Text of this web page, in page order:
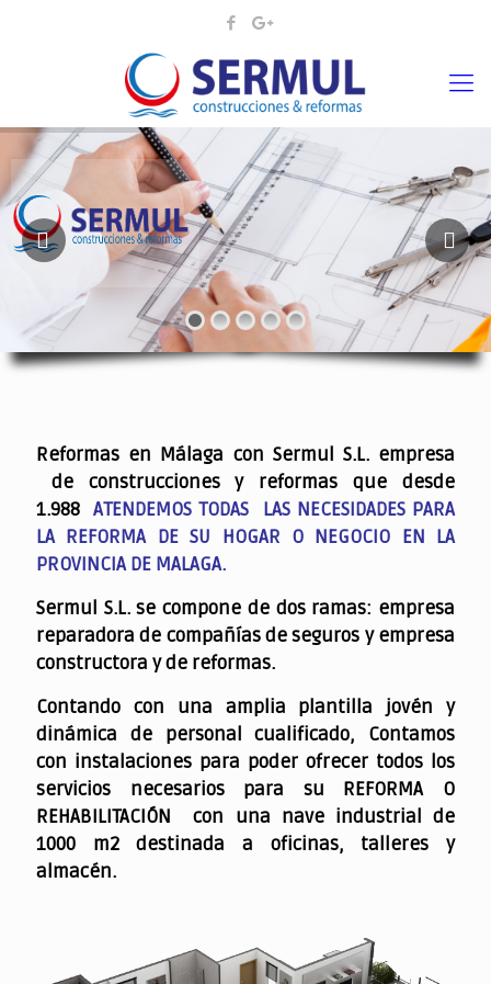
¡¡DAMOS VIDA A SUS
Reformas en Málaga con Sermul S.L. empresa
de construcciones y reformas que desde
1.988ATENDEMOS TODAS LAS NECESIDADES PARA
LA REFORMA DE SU HOGAR O NEGOCIO EN LA
PROVINCIA DE MALAGA.
Sermul S.L. se compone de dos ramas: empresa
reparadora de compañías de seguros y empresa
constructora y de reformas.
Contando con una amplia plantilla jovén y
dinámica de personal cualificado, Contamos
con instalaciones para poder ofrecer todos los
servicios necesarios para su REFORMA O
REHABILITACIÓN con una nave industrial de
1000 m2 destinada a oficinas, talleres y
almacén.